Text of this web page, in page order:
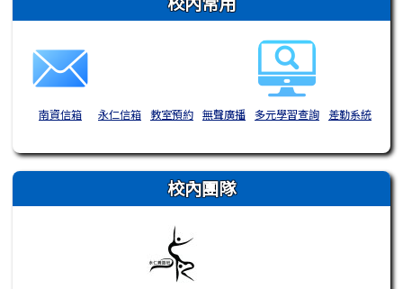
南資信箱 永仁信箱 教室預約 無聲廣播 多元學習查詢 差勤系統
校內團隊